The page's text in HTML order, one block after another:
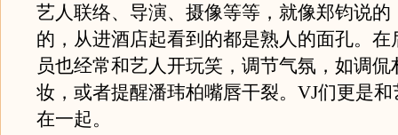
艺人联络、导演、摄像等等，就像郑钧说的
的，从进酒店起看到的都是熟人的面孔。在
员也经常和艺人开玩笑，调节气氛，如调侃
妆，或者提醒潘玮柏嘴唇干裂。VJ们更是
在一起。